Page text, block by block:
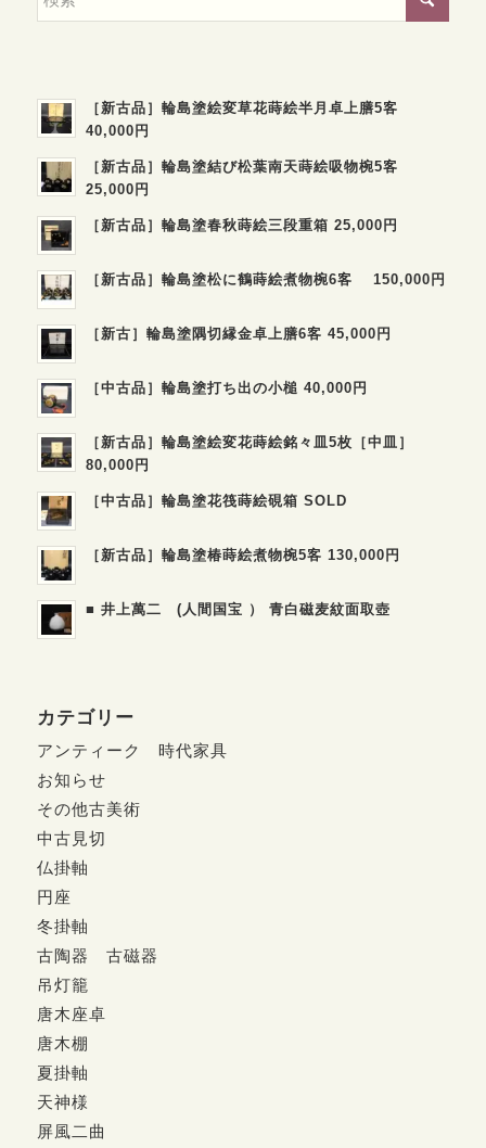
［新古品］輪島塗絵変草花蒔絵半月卓上膳5客
40,000円
［新古品］輪島塗結び松葉南天蒔絵吸物椀5客
25,000円
［新古品］輪島塗春秋蒔絵三段重箱 25,000円
［新古品］輪島塗松に鶴蒔絵煮物椀6客 150,000円
［新古］輪島塗隅切縁金卓上膳6客 45,000円
［中古品］輪島塗打ち出の小槌 40,000円
［新古品］輪島塗絵変花蒔絵銘々皿5枚［中皿］
80,000円
［中古品］輪島塗花筏蒔絵硯箱 SOLD
［新古品］輪島塗椿蒔絵煮物椀5客 130,000円
■ 井上萬二 (人間国宝 ） 青白磁麦紋面取壺
カテゴリー
アンティーク 時代家具
お知らせ
その他古美術
中古見切
仏掛軸
円座
冬掛軸
古陶器 古磁器
吊灯籠
唐木座卓
唐木棚
夏掛軸
天神様
屏風二曲